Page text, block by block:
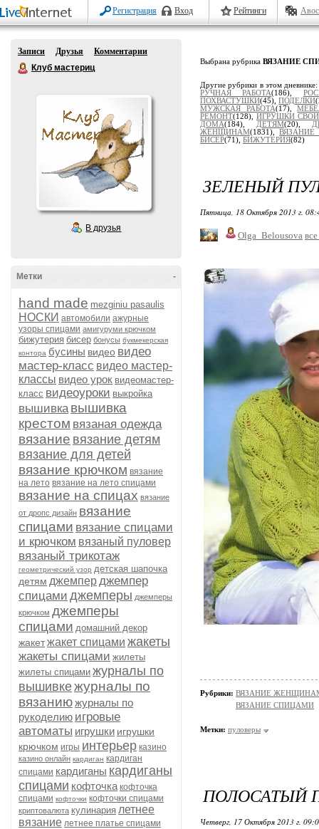
Регистрация Вход Рейтинги
Записи Друзья
Комментарии
Клуб мастериц
В друзья
-
Метки
hand made mezginiu pasaulis
НОСКИ автомобили ажурные
узоры спицами амигуруми крючком
бижутерия бисер бонусы букмекерская
контора бусины видео видео
мастер-класс видео мастер-
классы видео урок видеомастер-
класс видеоуроки выкройка
вышивка вышивка
крестом вязаная одежда
вязание вязание детям
вязание для детей
вязание крючком вязание
на лето вязание на лето спицами
вязание на спицах вязание
от дропс дизайн вязание
спицами вязание спицами
и крючком вязаный пуловер
вязаный трикотаж
геометрический узор детская шапочка
детям джемперджемпер
спицами джемперы джемперы
крючком джемперы
спицами домашний декор
жакетжакет спицами жакеты
жакеты спицами жилеты
жилеты спицами журналы по
вышивкежурналы по
вязаниюжурналы по
рукоделию игровые
автоматы игрушки игрушки
крючком игры интерьер казино
казино онлайн кардиган кардиган
спицами кардиганы кардиганы
спицами кофточка кофточка
спицами кофточки кофточки спицами
криптовалюта кулинария летнее
вязание летнее платье спицами
Выбрана рубрика ВЯЗАНИЕ
Другие рубрики в этом
РУЧНАЯ РАБОТА(186),
ПОХВАСТУШКИ(45),ПОДЕЛКИ
МУЖСКАЯ РАБОТА(17),
РЕМОНТ(128), ИГРУШКИ
ДОМА(184), ДЕТЯМ(20),
ЖЕНЩИНАМ(1831),ВЯЗАНИЕ
БИСЕР(71), БИЖУТЕРИЯ(82)
ЗЕЛЕНЫЙ
Пятница, 18 Октября 2013 г.
Olga_Belousova
Рубрики: ВЯЗАНИЕ ЖЕНЩИНАМ/
ВЯЗАНИЕ СПИЦАМИ
Метки: пуловеры
ПОЛОСАТЫЙ
Четверг, 17 Октября 2013 г.